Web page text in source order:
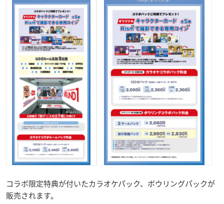
コラボ限定特典が付いたカラオケパック、ボウリングパックが
販売されます。